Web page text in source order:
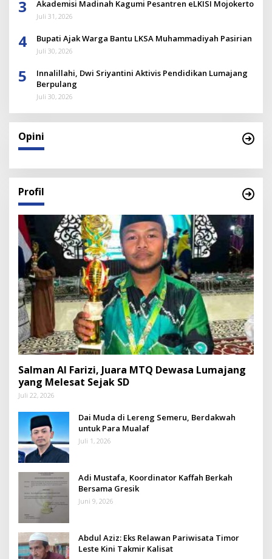
3 Akademisi Madinah Kagumi Pesantren eLKISI Mojokerto
Juli 31, 2026
4 Bupati Ajak Warga Bantu LKSA Muhammadiyah Pasirian
Juli 30, 2026
5
Innalillahi, Dwi Sriyantini Aktivis Pendidikan Lumajang
Berpulang
Juli 30, 2026
Opini
Profil
Salman Al Farizi, Juara MTQ Dewasa Lumajang
yang Melesat Sejak SD
Juli 22, 2026
Dai Muda di Lereng Semeru, Berdakwah
untuk Para Mualaf
Juli 1, 2026
Adi Mustafa, Koordinator Kaffah Berkah
Bersama Gresik
Juni 9, 2026
Abdul Aziz: Eks Relawan Pariwisata Timor
Leste Kini Takmir Kalisat